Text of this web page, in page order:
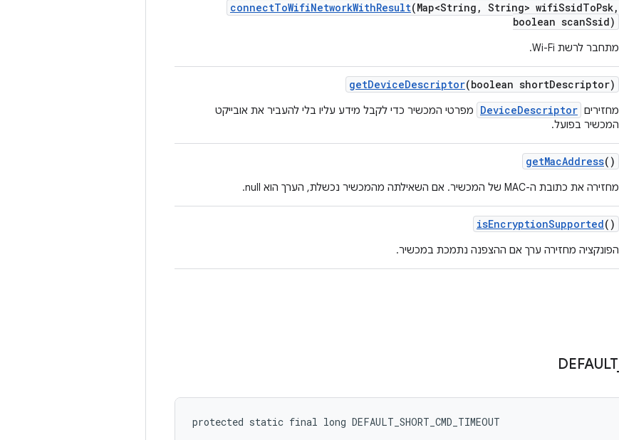
connectToWifiNetworkWithResult(Map<String , String> wifiSsidToPsk,
boolean scanSsid)
מתחבר לרשת Wi-Fi.
getDeviceDescriptor(boolean shortDescriptor)
מחזירים DeviceDescriptor
מפרטי המכשיר כדי לקבל מידע עליו בלי להעביר את אובייקט
המכשיר בפועל.
getMacAddress()
מחזירה את כתובת ה-MAC של המכשיר. אם השאילתה מהמכשיר נכשלת, הערך הוא null.
isEncryptionSupported()
הפונקציה מחזירה ערך אם ההצפנה נתמכת במכשיר.
DEFAULT_
protected static final long DEFAULT_SHORT_CMD_TIMEOUT